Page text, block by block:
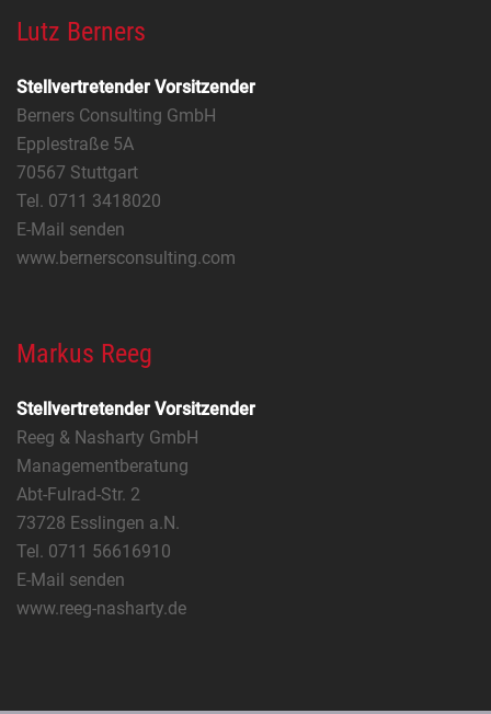
Lutz Berners
Stellvertretender Vorsitzender
Berners Consulting GmbH
Epplestraße 5A
70567 Stuttgart
Tel. 0711 3418020
E-Mail senden
www.bernersconsulting.com
Markus Reeg
Stellvertretender Vorsitzender
Reeg & Nasharty GmbH
Managementberatung
Abt-Fulrad-Str. 2
73728 Esslingen a.N.
Tel. 0711 56616910
E-Mail senden
www.reeg-nasharty.de